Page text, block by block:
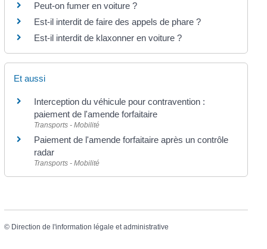
Peut-on fumer en voiture ?
Est-il interdit de faire des appels de phare ?
Est-il interdit de klaxonner en voiture ?
Et aussi
Interception du véhicule pour contravention :
paiement de l'amende forfaitaire
Transports - Mobilité
Paiement de l'amende forfaitaire après un contrôle
radar
Transports - Mobilité
© Direction de l'information légale et administrative